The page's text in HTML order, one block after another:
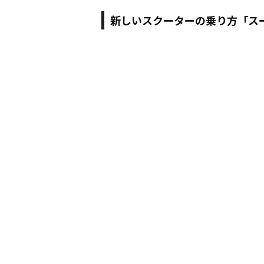
新しいスクーターの乗り方「ス